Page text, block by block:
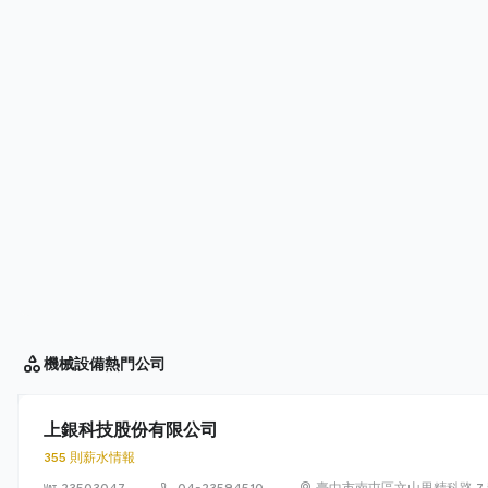
機械設備熱門公司
上銀科技股份有限公司
355 則薪水情報